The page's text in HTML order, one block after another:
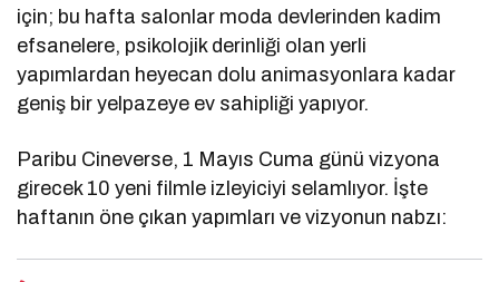
için; bu hafta salonlar moda devlerinden kadim
efsanelere, psikolojik derinliği olan yerli
yapımlardan heyecan dolu animasyonlara kadar
geniş bir yelpazeye ev sahipliği yapıyor.
Paribu Cineverse, 1 Mayıs Cuma günü vizyona
girecek 10 yeni filmle izleyiciyi selamlıyor. İşte
haftanın öne çıkan yapımları ve vizyonun nabzı: